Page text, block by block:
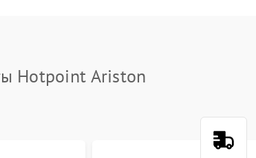
Hotpoint Ariston